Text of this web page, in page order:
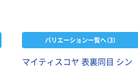
バリエーション一覧へ（3）
マイティスコヤ 表裏同目 シン
￥358~ ￥377~